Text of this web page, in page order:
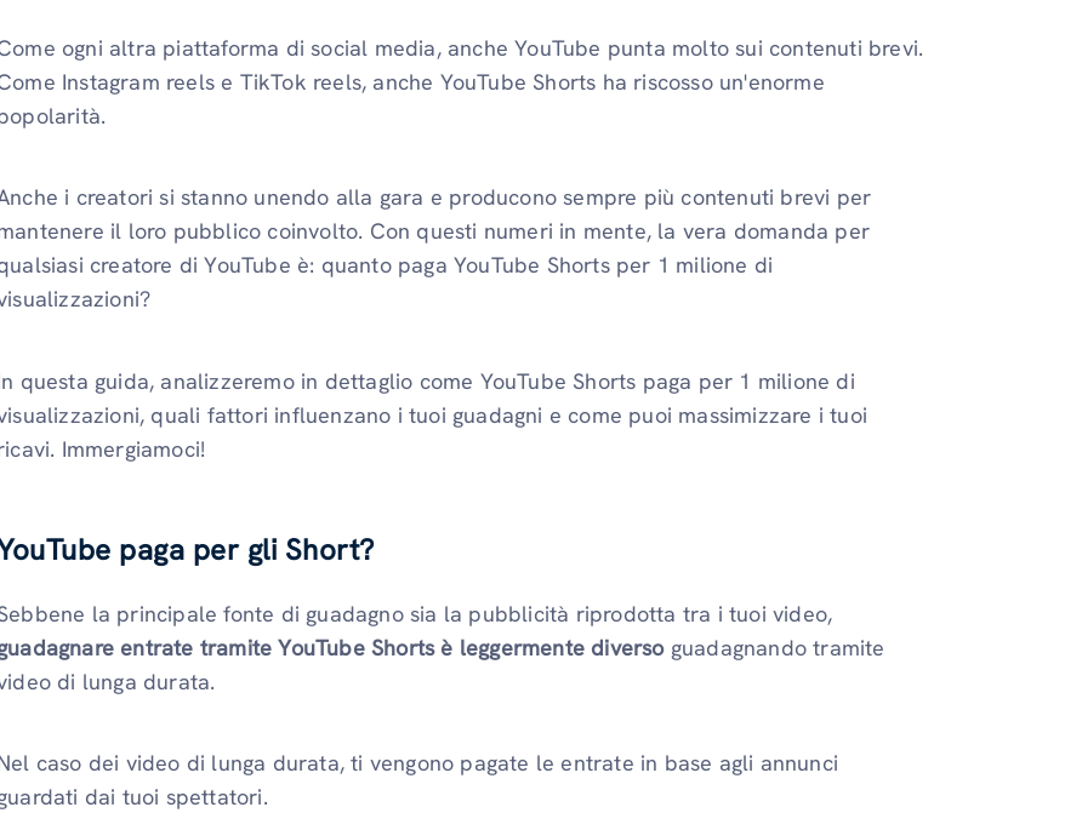
ogni altra piattaforma di social media, anche YouTube punta molto sui contenuti brevi.
Instagram reels e TikTok reels, anche YouTube Shorts ha riscosso un'enorme
i creatori si stanno unendo alla gara e producono sempre più contenuti brevi per
il loro pubblico coinvolto. Con questi numeri in mente, la vera domanda per
creatore di YouTube è: quanto paga YouTube Shorts per 1 milione di
questa guida, analizzeremo in dettaglio come YouTube Shorts paga per 1 milione di
quali fattori influenzano i tuoi guadagni e come puoi massimizzare i tuoi
Immergiamoci!
paga per gli Short?
la principale fonte di guadagno sia la pubblicità riprodotta tra i tuoi video,
entrate tramite YouTube Shorts è leggermente diverso guadagnando tramite
di lunga durata.
caso dei video di lunga durata, ti vengono pagate le entrate in base agli annunci
dai tuoi spettatori.